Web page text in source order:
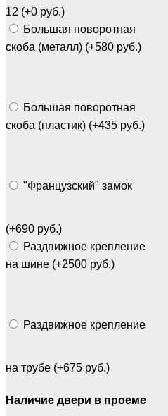
12 (+0 руб.)
Большая поворотная
скоба (металл) (+580 руб.)
Большая поворотная
скоба (пластик) (+435 руб.)
"Французский" замок
(+690 руб.)
Раздвижное крепление
на шине (+2500 руб.)
Раздвижное крепление
на трубе (+675 руб.)
Наличие двери в проеме